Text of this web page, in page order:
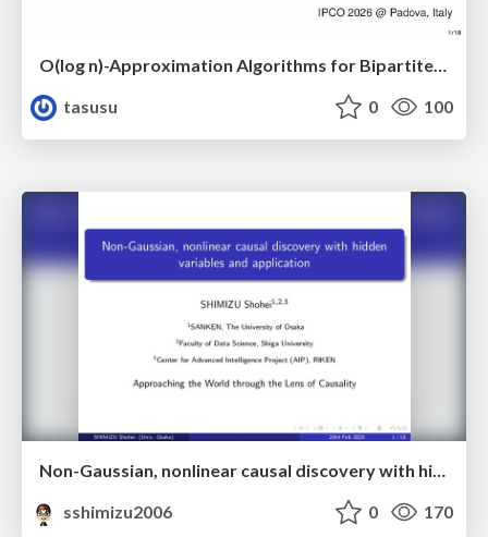
tasusu
0 100
Non-Gaussian, nonlinear causal discovery with hidden variables and application
sshimizu2006
0 170